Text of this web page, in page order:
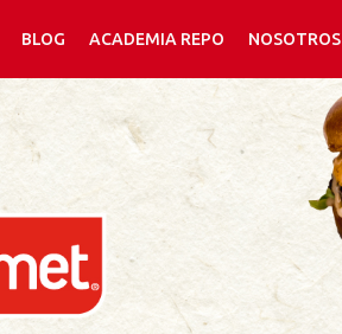
BLOG ACADEMIA REPO NOSOTROS